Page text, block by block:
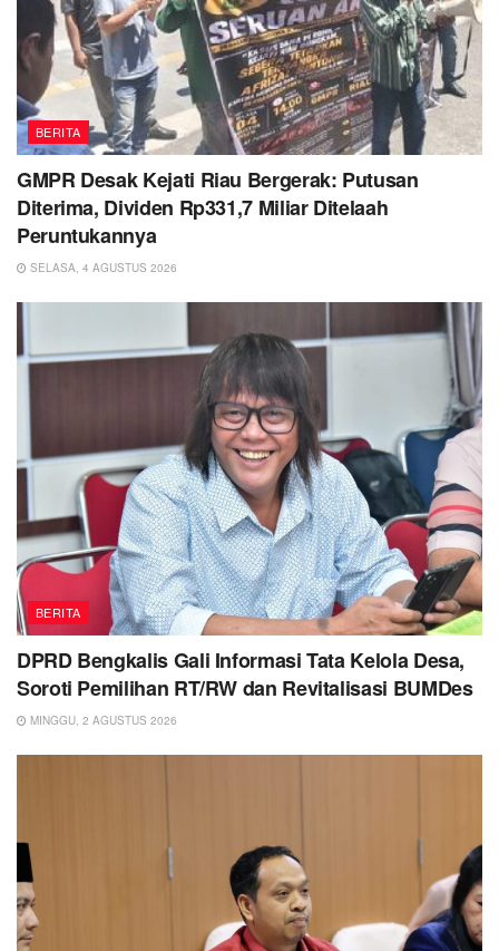
BERITA
GMPR Desak Kejati Riau Bergerak: Putusan
Diterima, Dividen Rp331,7 Miliar Ditelaah
Peruntukannya
SELASA, 4 AGUSTUS 2026
BERITA
DPRD Bengkalis Gali Informasi Tata Kelola Desa,
Soroti Pemilihan RT/RW dan Revitalisasi BUMDes
MINGGU, 2 AGUSTUS 2026